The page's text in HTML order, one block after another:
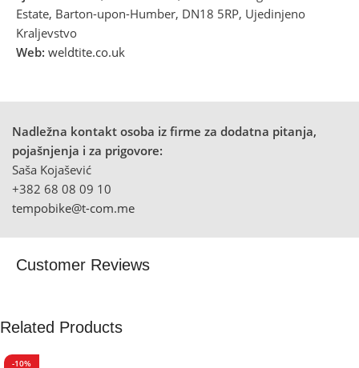
Estate, Barton-upon-Humber, DN18 5RP, Ujedinjeno
Kraljevstvo
Web: weldtite.co.uk
Nadležna kontakt osoba iz firme za dodatna pitanja,
pojašnjenja i za prigovore:
Saša Kojašević
+382 68 08 09 10
tempobike@t-com.me
Customer Reviews
Related Products
-10%